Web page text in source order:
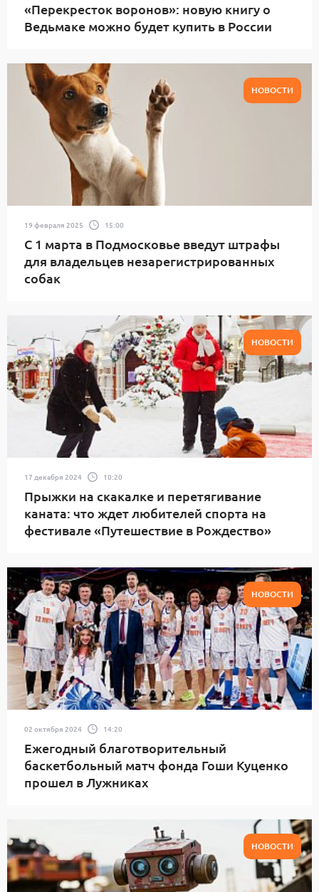
«Перекресток воронов»: новую книгу о
Ведьмаке можно будет купить в России
НОВОСТИ
19 февраля 2025 15:00
С 1 марта в Подмосковье введут штрафы
для владельцев незарегистрированных
собак
НОВОСТИ
17 декабря 2024 10:20
Прыжки на скакалке и перетягивание
каната: что ждет любителей спорта на
фестивале «Путешествие в Рождество»
НОВОСТИ
02 октября 2024 14:20
Ежегодный благотворительный
баскетбольный матч фонда Гоши Куценко
прошел в Лужниках
НОВОСТИ